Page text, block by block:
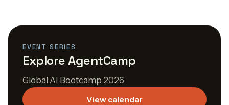
EVENT SERIES
Explore AgentCamp
Global AI Bootcamp 2026
View calendar